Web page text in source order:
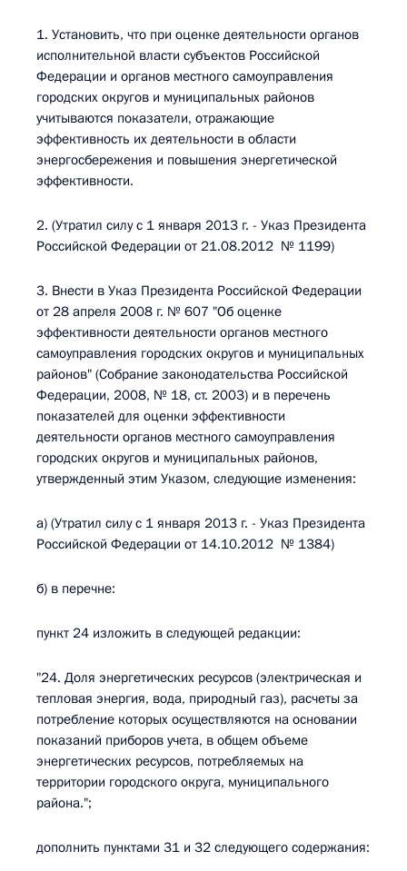
1. Установить, что при оценке деятельности органов
исполнительной власти субъектов Российской
Федерации и органов местного самоуправления
городских округов и муниципальных районов
учитываются показатели, отражающие
эффективность их деятельности в области
энергосбережения и повышения энергетической
эффективности.
2. (Утратил силу с 1 января 2013 г. - Указ Президента
Российской Федерации от 21.08.2012 № 1199)
3. Внести в Указ Президента Российской Федерации
от 28 апреля 2008 г. № 607 "Об оценке
эффективности деятельности органов местного
самоуправления городских округов и муниципальных
районов" (Собрание законодательства Российской
Федерации, 2008, № 18, ст. 2003) и в перечень
показателей для оценки эффективности
деятельности органов местного самоуправления
городских округов и муниципальных районов,
утвержденный этим Указом, следующие изменения:
а) (Утратил силу с 1 января 2013 г. - Указ Президента
Российской Федерации от 14.10.2012 № 1384)
б) в перечне:
пункт 24 изложить в следующей редакции:
"24. Доля энергетических ресурсов (электрическая и
тепловая энергия, вода, природный газ), расчеты за
потребление которых осуществляются на основании
показаний приборов учета, в общем объеме
энергетических ресурсов, потребляемых на
территории городского округа, муниципального
района.";
дополнить пунктами 31 и 32 следующего содержания: